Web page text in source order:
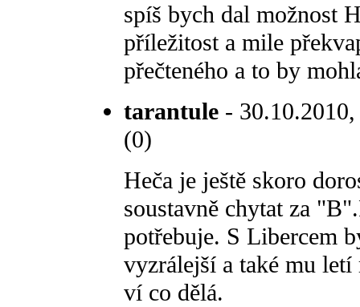
spíš bych dal možnost
příležitost a mile
přečteného a to by
tarantule -
(0)
Heča je ještě skoro
soustavně chytat za
potřebuje. S Libercem
vyzrálejší a také mu
ví co dělá.